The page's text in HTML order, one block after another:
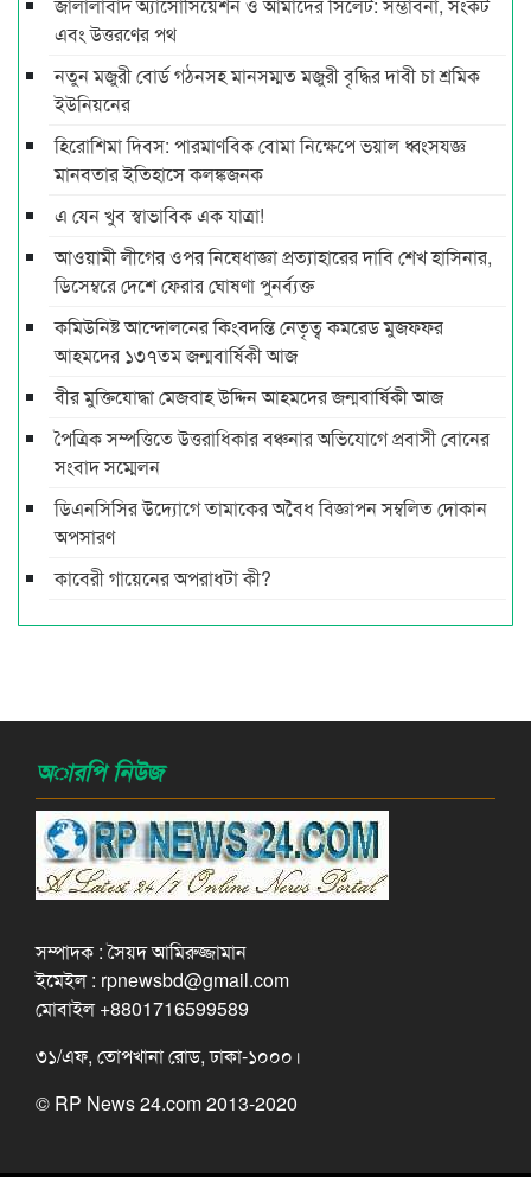
এবং উত্তরণের পথ
নতুন মজুরী বোর্ড গঠনসহ মানসম্মত মজুরী বৃদ্ধির দাবী চা শ্রমিক
ইউনিয়নের
হিরোশিমা দিবস: পারমাণবিক বোমা নিক্ষেপে ভয়াল ধ্বংসযজ্ঞ
মানবতার ইতিহাসে কলঙ্কজনক
এ যেন খুব স্বাভাবিক এক যাত্রা!
আওয়ামী লীগের ওপর নিষেধাজ্ঞা প্রত্যাহারের দাবি শেখ হাসিনার,
ডিসেম্বরে দেশে ফেরার ঘোষণা পুনর্ব্যক্ত
কমিউনিষ্ট আন্দোলনের কিংবদন্তি নেতৃত্ব কমরেড মুজফ্ফর
আহমদের ১৩৭তম জন্মবার্ষিকী আজ
বীর মুক্তিযোদ্ধা মেজবাহ উদ্দিন আহমদের জন্মবার্ষিকী আজ
পৈত্রিক সম্পত্তিতে উত্তরাধিকার বঞ্চনার অভিযোগে প্রবাসী বোনের
সংবাদ সম্মেলন
ডিএনসিসির উদ্যোগে তামাকের অবৈধ বিজ্ঞাপন সম্বলিত দোকান
অপসারণ
কাবেরী গায়েনের অপরাধটা কী?
অারপি নিউজ
সম্পাদক : সৈয়দ আমিরুজ্জামান
ইমেইল : rpnewsbd@gmail.com
মোবাইল +8801716599589
৩১/এফ, তোপখানা রোড, ঢাকা-১০০০।
© RP News 24.com 2013-2020